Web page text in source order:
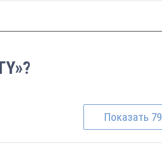
Показать 79